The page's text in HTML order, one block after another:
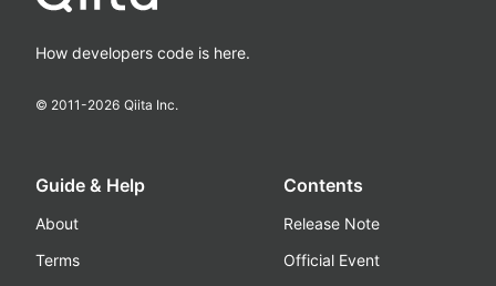
How developers code is here.
© 2011-2026 Qiita Inc.
Guide & Help
About
Terms
Contents
Release Note
Official Event